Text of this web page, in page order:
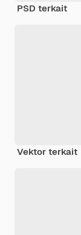
PSD terkait
Vektor terkait